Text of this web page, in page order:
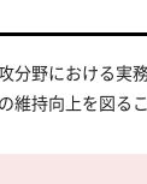
野における実
持向上を図るこ